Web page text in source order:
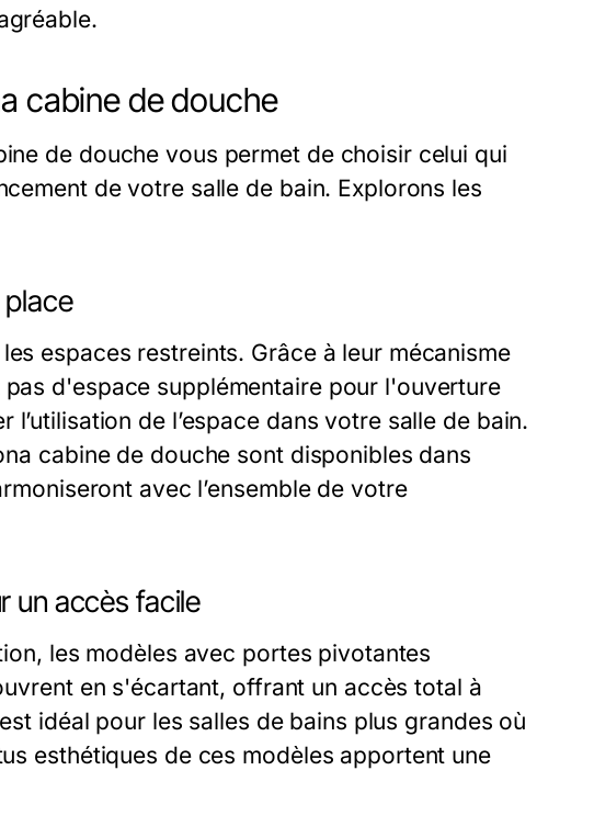
cabine de douche
de douche vous permet de choisir celui qui
de votre salle de bain. Explorons les
espaces restreints. Grâce à leur mécanisme
d'espace supplémentaire pour l'ouverture
de l’espace dans votre salle de bain.
cabine de douche sont disponibles dans
avec l’ensemble de votre
un accès facile
les modèles avec portes pivotantes
en s'écartant, offrant un accès total à
idéal pour les salles de bains plus grandes où
esthétiques de ces modèles apportent une